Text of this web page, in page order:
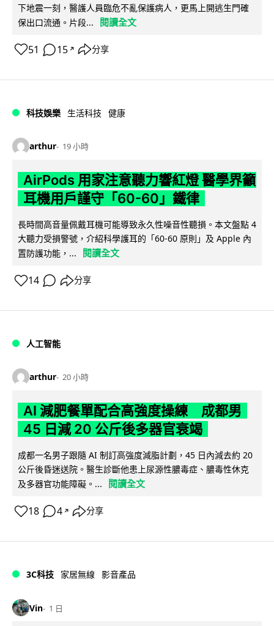
下地震一刻，醫護人員臨危不亂保護病人，更馬上開逃生門確
保出口流通。片段...
閱讀全文
51 15 ↗ 分享
科技娛樂 生活科技 健康
arthur 19 小時
AirPods 用家注意聽力響紅燈 醫學界籲
耳機用戶謹守「60-60」鐵律
長時間高音量佩戴耳機可能導致永久性噪音性聽損。本文盤點 4
大聽力受損警號，介紹科學護耳的「60-60 原則」及 Apple 內
置防護功能，...
閱讀全文
14 分享
人工智能
arthur 20 小時
AI 減肥餐單配合高強度操練 成都男
45 日減 20 公斤後多器官衰竭
成都一名男子跟隨 AI 制訂高強度減脂計劃，45 日內減去約 20
公斤後昏迷送院。醫生診斷他患上尿源性膿毒症、膿毒性休克
及多器官功能障礙。...
閱讀全文
18 4 ↗ 分享
3C科技 家居無線 影音產品
Vin 1 日